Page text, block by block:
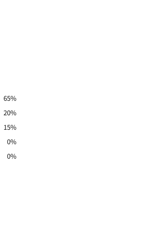
65%
20%
15%
0%
0%